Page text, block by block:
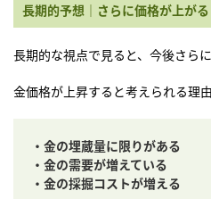
長期的予想｜さらに価格が上がる
長期的な視点で見ると、今後さら
金価格が上昇すると考えられる理
・金の埋蔵量に限りがある
・金の需要が増えている
・金の採掘コストが増える